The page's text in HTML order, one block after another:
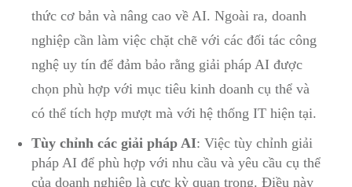
thức cơ bản và nâng cao về AI. Ngoài ra, doanh
nghiệp cần làm việc chặt chẽ với các đối tác công
nghệ uy tín để đảm bảo rằng giải pháp AI được
chọn phù hợp với mục tiêu kinh doanh cụ thể và
có thể tích hợp mượt mà với hệ thống IT hiện tại.
Tùy chỉnh các giải pháp AI: Việc tùy chỉnh giải
pháp AI để phù hợp với nhu cầu và yêu cầu cụ thể
của doanh nghiệp là cực kỳ quan trọng. Điều này